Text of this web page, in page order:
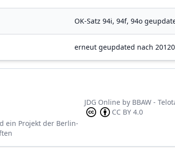
OK-Satz 94i, 94f, 94o
erneut geupdated nach
ein Projekt der Berlin-
JDG Onlineby BBAW -
CC BY 4.0